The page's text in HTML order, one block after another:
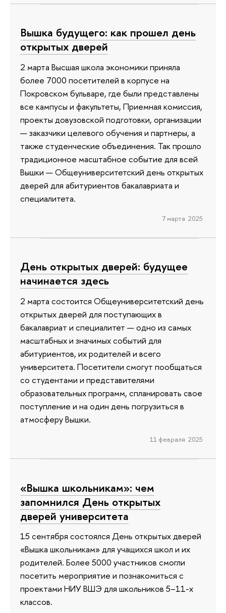
Вышка будущего: как прошел день
открытых дверей
2 марта Высшая школа экономики приняла
более 7000 посетителей в корпусе на
Покровском бульваре, где были представлены
все кампусы и факультеты, Приемная комиссия,
проекты довузовской подготовки, организации
— заказчики целевого обучения и партнеры, а
также студенческие объединения. Так прошло
традиционное масштабное событие для всей
Вышки — Общеуниверситетский день открытых
дверей для абитуриентов бакалавриата и
специалитета.
7 марта 2025
День открытых дверей: будущее
начинается здесь
2 марта состоится Общеуниверситетский день
открытых дверей для поступающих в
бакалавриат и специалитет — одно из самых
масштабных и значимых событий для
абитуриентов, их родителей и всего
университета. Посетители смогут пообщаться
со студентами и представителями
образовательных программ, спланировать свое
поступление и на один день погрузиться в
атмосферу Вышки.
11 февраля 2025
«Вышка школьникам»: чем
запомнился День открытых
дверей университета
15 сентября состоялся День открытых дверей
«Вышка школьникам» для учащихся школ и их
родителей. Более 5000 участников смогли
посетить мероприятие и познакомиться с
проектами НИУ ВШЭ для школьников 5–11-х
классов.